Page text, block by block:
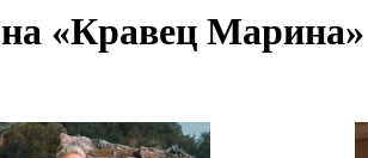
«Кравец Марина»